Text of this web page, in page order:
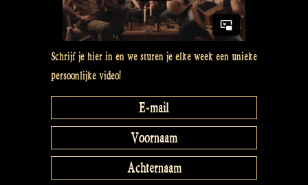
Schrijf je hier in en we sturen je elke week een unieke
persoonlijke video!